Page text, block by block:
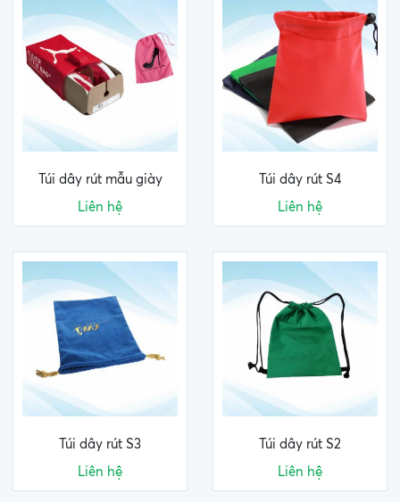
Túi dây rút mẫu giày
Liên hệ
Túi dây rút S4
Liên hệ
Túi dây rút S3
Liên hệ
Túi dây rút S2
Liên hệ